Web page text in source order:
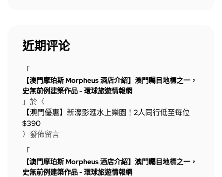
近期评论
「
【澳門摩珀斯 Morpheus 酒店介紹】澳門矚目地標之一，
史無前例建築作品 - 環球旅遊情報網
」於〈
【澳門優惠】新濠影滙水上樂園！2人同行低至每位
$390
〉發佈留言
「
【澳門摩珀斯 Morpheus 酒店介紹】澳門矚目地標之一，
史無前例建築作品 - 環球旅遊情報網